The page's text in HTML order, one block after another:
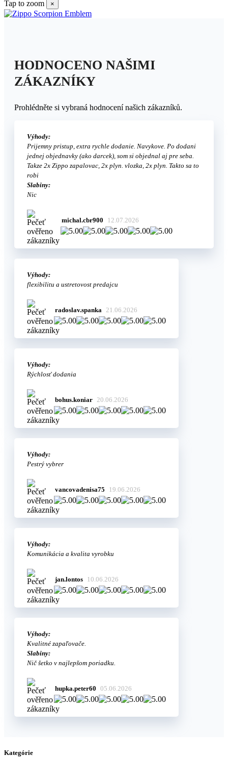
Tap to zoom ×
HODNOCENO NAŠIMI
ZÁKAZNÍKY
Prohlédněte si vybraná hodnocení našich zákazníků.
Výhody:
Prijemny pristup, extra rychle dodanie. Navykove. Po dodani
jednej objednavky (ako darcek), som si objednal aj pre seba.
Takze 2x Zippo zapalovac, 2x plyn. vlozka, 2x plyn. Takto sa to
robi
Slabiny:
Nic
michal.cbr900 12.07.2026
Výhody:
flexibilitu a ustretovost predajcu
radoslav.spanka 21.06.2026
Výhody:
Rýchlosť dodania
bohus.koniar 20.06.2026
Výhody:
Pestrý vybrer
vancovadenisa75 19.06.2026
Výhody:
Komunikácia a kvalita vyrobku
jan.lontos 10.06.2026
Výhody:
Kvalitné zapaľovače.
Slabiny:
Nič šetko v najlepšom poriadku.
hupka.peter60 05.06.2026
Kategórie